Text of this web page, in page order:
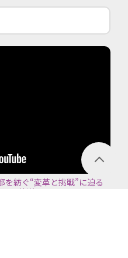
紡ぐ“変革と挑戦”に迫る
日放送＞